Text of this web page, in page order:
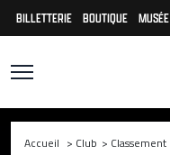
BILLETTERIE BOUTIQUE MUSÉE
Accueil > Club > Classement